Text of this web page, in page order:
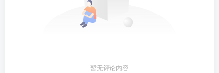
暂无评论内容